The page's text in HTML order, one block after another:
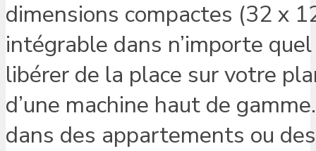
dimensions compactes (32 x
intégrable dans n’importe
libérer de la place sur votre
d’une machine haut de
dans des appartements ou